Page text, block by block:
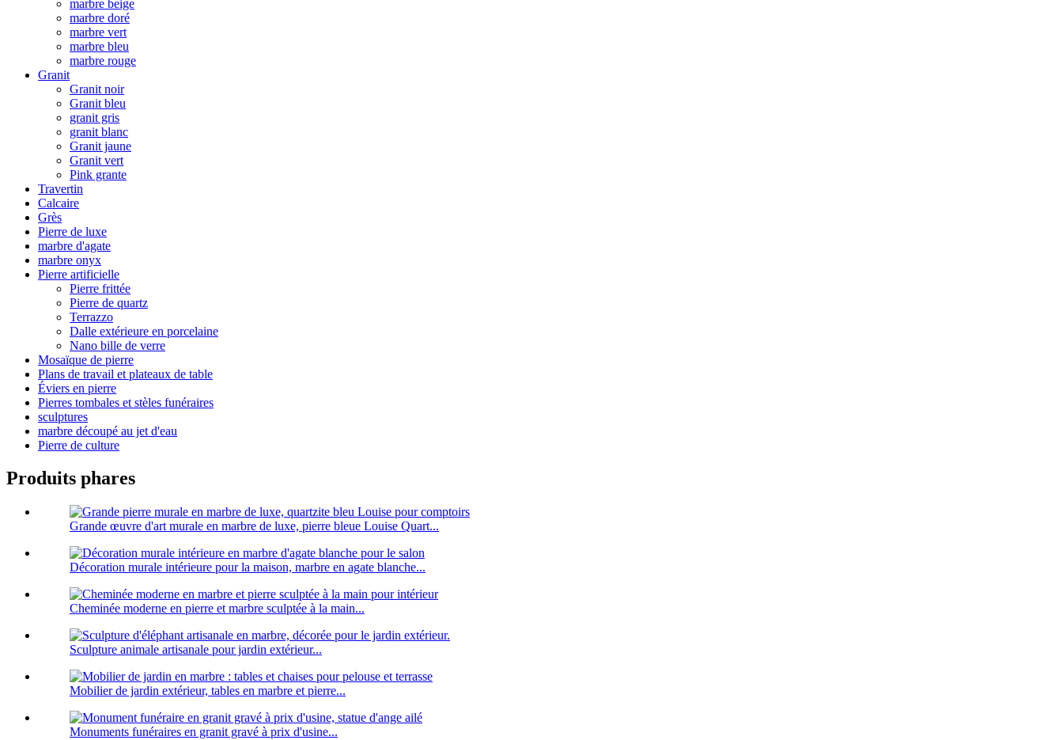
marbre beige
marbre doré
marbre vert
marbre bleu
marbre rouge
Granit
Granit noir
Granit bleu
granit gris
granit blanc
Granit jaune
Granit vert
Pink grante
Travertin
Calcaire
Grès
Pierre de luxe
marbre d'agate
marbre onyx
Pierre artificielle
Pierre frittée
Pierre de quartz
Terrazzo
Dalle extérieure en porcelaine
Nano bille de verre
Mosaïque de pierre
Plans de travail et plateaux de table
Éviers en pierre
Pierres tombales et stèles funéraires
sculptures
marbre découpé au jet d'eau
Pierre de culture
Produits phares
Grande œuvre d'art murale en marbre de luxe, pierre bleue Louise Quart...
Décoration murale intérieure pour la maison, marbre en agate blanche...
Cheminée moderne en pierre et marbre sculptée à la main...
Sculpture animale artisanale pour jardin extérieur...
Mobilier de jardin extérieur, tables en marbre et pierre...
Monuments funéraires en granit gravé à prix d'usine...